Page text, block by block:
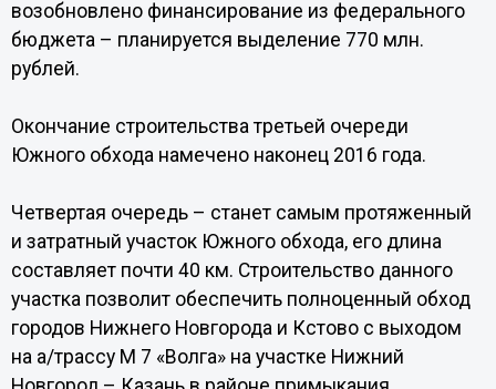
возобновлено финансирование из федерального
бюджета – планируется выделение 770 млн.
рублей.
Окончание строительства третьей очереди
Южного обхода намечено наконец 2016 года.
Четвертая очередь – станет самым протяженный
и затратный участок Южного обхода, его длина
составляет почти 40 км. Строительство данного
участка позволит обеспечить полноценный обход
городов Нижнего Новгорода и Кстово с выходом
на а/трассу М 7 «Волга» на участке Нижний